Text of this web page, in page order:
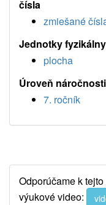
čísla
zmiešané
Jednotky
plocha
Úroveň
7. ročník
Odporúčame k
výukové video: